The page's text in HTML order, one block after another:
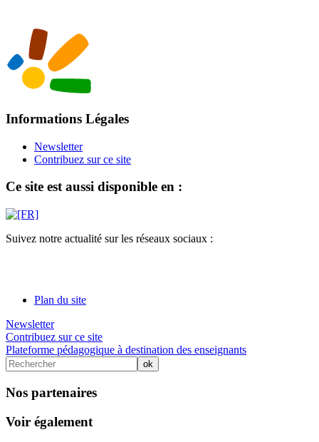
Informations Légales
Newsletter
Contribuez sur ce site
Ce site est aussi disponible en :
Suivez notre actualité sur les réseaux sociaux :
Plan du site
Newsletter
Contribuez sur ce site
Plateforme pédagogique à destination des enseignants
Nos partenaires
Voir également